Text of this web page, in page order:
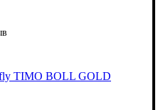
TIMO BOLL GOLD